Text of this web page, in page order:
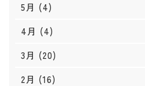
5月 (4)
4月 (4)
3月 (20)
2月 (16)